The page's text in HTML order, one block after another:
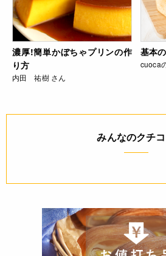
濃厚!簡単かぼちゃプリンの作
り方
内田 祐樹 さん
基本
cuoca
みんなのクチ